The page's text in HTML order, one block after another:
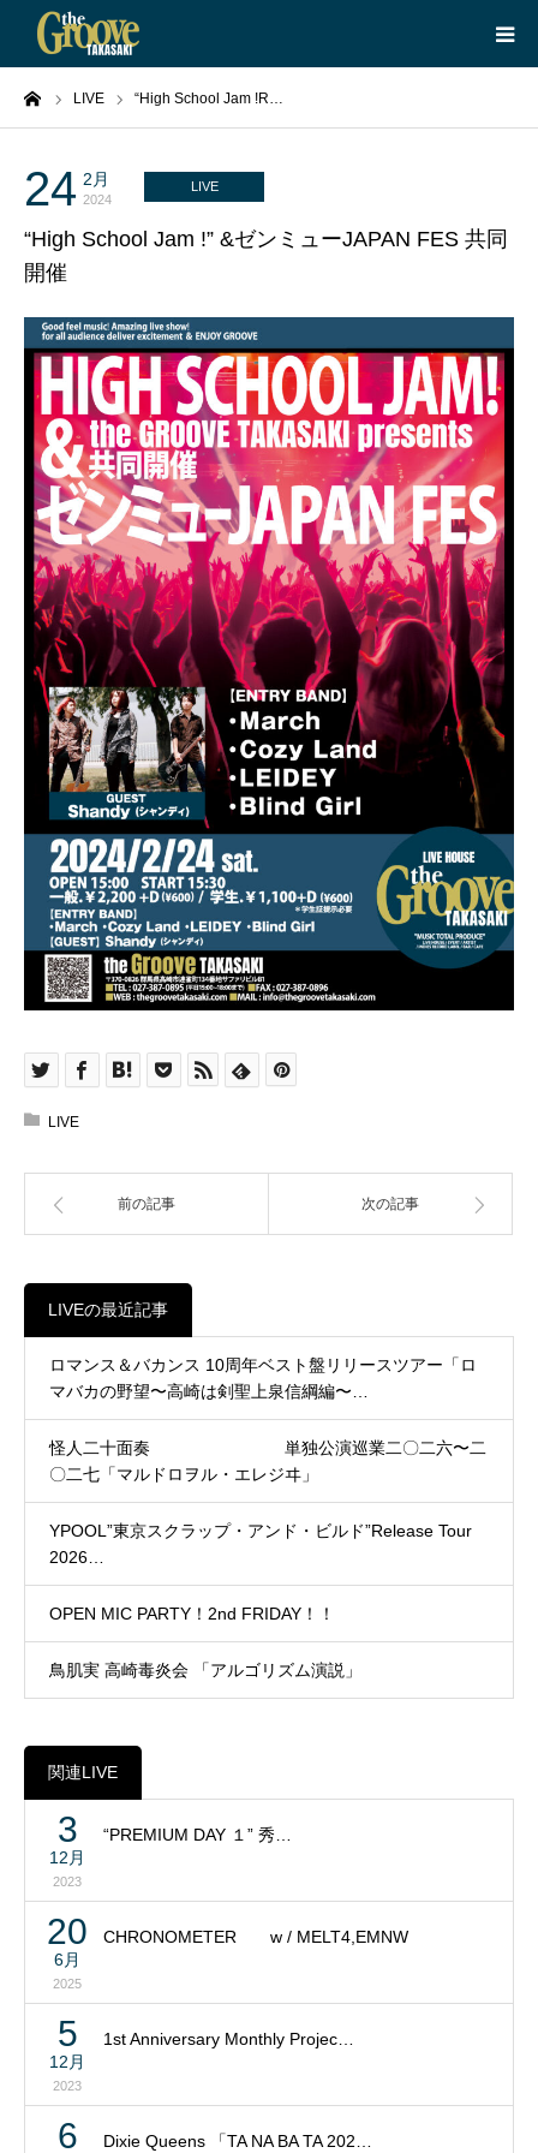
LIVE “High School Jam !R…
24 2月
2024
LIVE
“High School Jam !” &ゼンミューJAPAN FES 共同
開催
LIVE
前の記事 次の記事
LIVEの最近記事
ロマンス＆バカンス 10周年ベスト盤リリースツアー「ロ
マバカの野望〜高崎は剣聖上泉信綱編〜…
怪人二十面奏 単独公演巡業二〇二六〜二
〇二七「マルドロヲル・エレジヰ」
YPOOL”東京スクラップ・アンド・ビルド”Release Tour
2026…
OPEN MIC PARTY！2nd FRIDAY！！
鳥肌実 高崎毒炎会 「アルゴリズム演説」
関連LIVE
3
12月
2023
“PREMIUM DAY １” 秀…
20
6月
2025
CHRONOMETER w / MELT4,EMNW
5
12月
2023
1st Anniversary Monthly Projec…
6 Dixie Queens 「TA NA BA TA 202…
HOME
LIVE
EQUIPMENT
ABOUT
CONTACT